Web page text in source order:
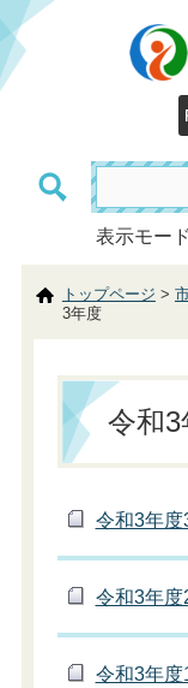
表示モー
トップページ >
3年度
令和3
令和3年度
令和3年度
令和3年度